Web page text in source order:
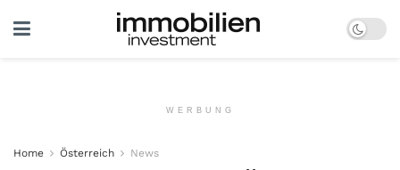
WERBUNG
Home Österreich News